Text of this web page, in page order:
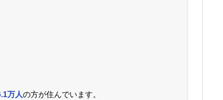
万人の方が住んでいます。